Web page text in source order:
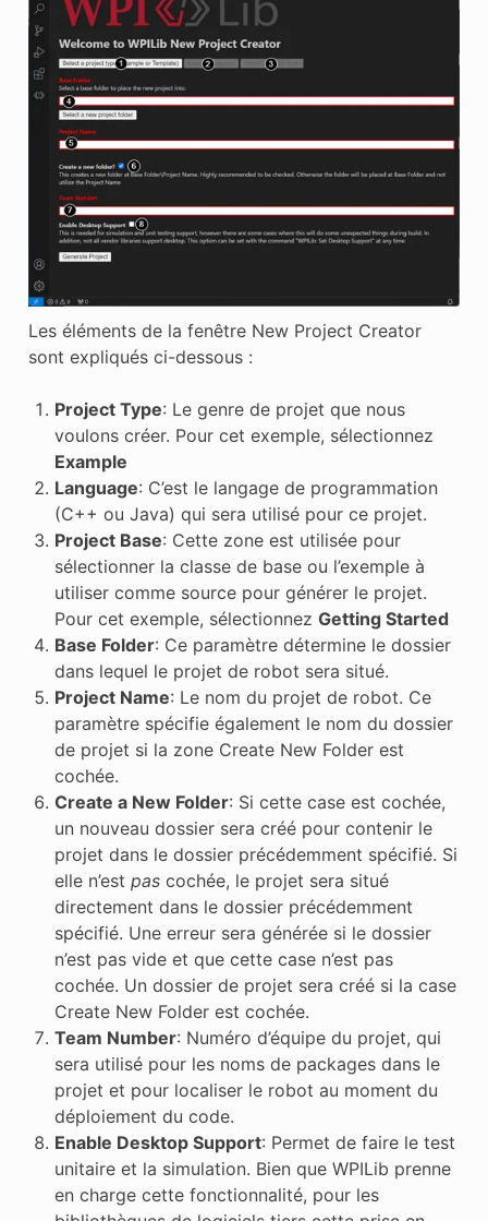
Les éléments de la fenêtre New Project Creator
sont expliqués ci-dessous :
Project Type: Le genre de projet que nous
voulons créer. Pour cet exemple, sélectionnez
Example
Language: C’est le langage de programmation
(C++ ou Java) qui sera utilisé pour ce projet.
Project Base: Cette zone est utilisée pour
sélectionner la classe de base ou l’exemple à
utiliser comme source pour générer le projet.
Pour cet exemple, sélectionnez Getting Started
Base Folder: Ce paramètre détermine le dossier
dans lequel le projet de robot sera situé.
Project Name: Le nom du projet de robot. Ce
paramètre spécifie également le nom du dossier
de projet si la zone Create New Folder est
cochée.
Create a New Folder: Si cette case est cochée,
un nouveau dossier sera créé pour contenir le
projet dans le dossier précédemment spécifié. Si
elle n’est pascochée, le projet sera situé
directement dans le dossier précédemment
spécifié. Une erreur sera générée si le dossier
n’est pas vide et que cette case n’est pas
cochée. Un dossier de projet sera créé si la case
Create New Folder est cochée.
Team Number: Numéro d’équipe du projet, qui
sera utilisé pour les noms de packages dans le
projet et pour localiser le robot au moment du
déploiement du code.
Enable Desktop Support: Permet de faire le test
unitaire et la simulation. Bien que WPILib prenne
en charge cette fonctionnalité, pour les